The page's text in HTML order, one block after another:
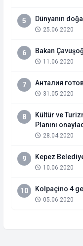
5 Dünyanın
25.06.2020
6 Bakan
11.06.2020
7 Анталия
31.05.2020
8
Kültür ve
Planını
28.04.2020
9 Kepez
10.06.2020
10 Kolpaçino 4
05.06.2020